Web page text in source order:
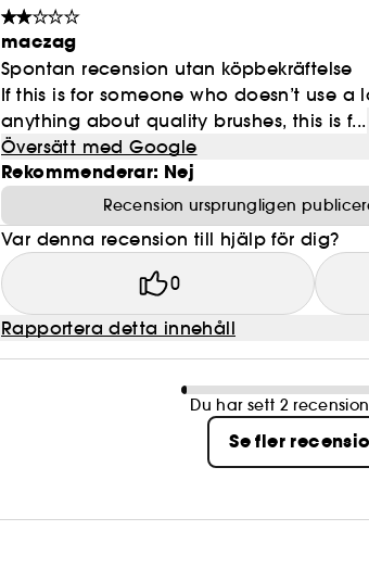
maczag
Spontan recension utan köpbekräftelse
If this is for someone who doesn’t use a
anything about quality brushes, this is f...
Översätt med Google
Rekommenderar: Nej
Recension ursprungligen
Var denna recension till hjälp för dig?
0
Rapportera detta innehåll
Du har sett 2
Se fler